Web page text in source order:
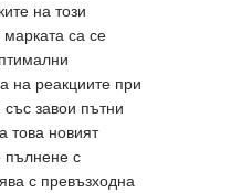
на този
са се
на реакциите при
завои пътни
това новият
пълнене с
с превъзходна